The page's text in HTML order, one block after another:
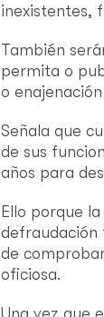
inexistentes,
También
permita o
o
Señala que
de sus
años para
Ello porque
defraudación
de
oficiosa.
Una vez que